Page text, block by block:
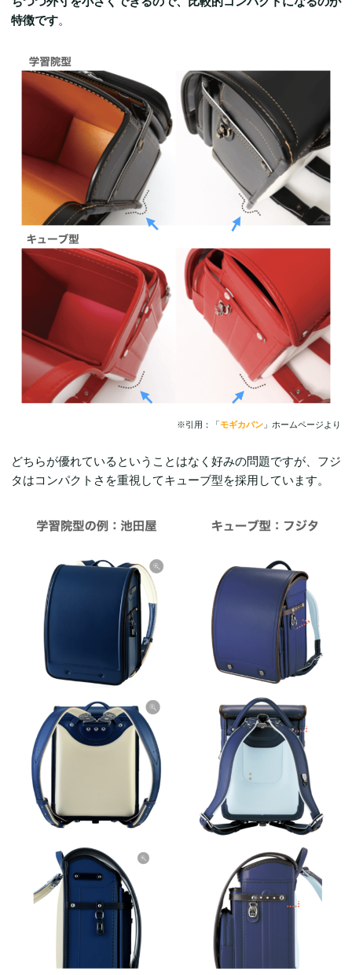
特徴です。
※引用：「モギカバン 」ホームページより
どちらが優れているということはなく好みの問題ですが、フジ
タはコンパクトさを重視してキューブ型を採用しています。